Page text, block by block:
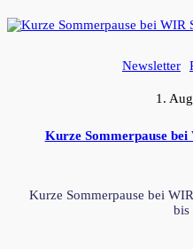
Newsletter
1.
Kurze Sommerpause
Kurze Sommerpause bei